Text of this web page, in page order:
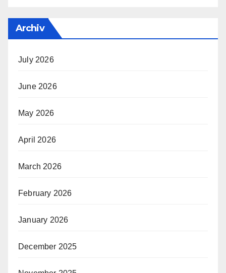
Archiv
July 2026
June 2026
May 2026
April 2026
March 2026
February 2026
January 2026
December 2025